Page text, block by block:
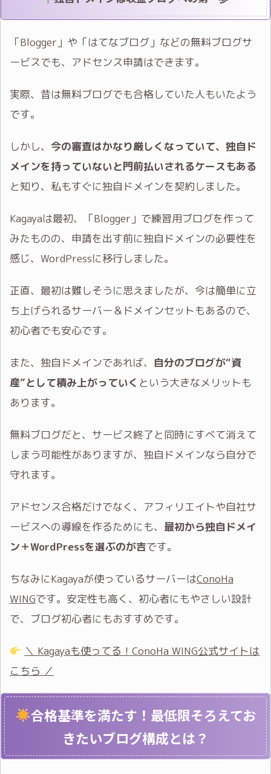
「Blogger」や「はてなブログ」などの無料ブログサ
ービスでも、アドセンス申請はできます。
実際、昔は無料ブログでも合格していた人もいたよう
です。
しかし、 今の審査はかなり厳しくなっていて、独自ド
メインを持っていないと門前払いされるケースもある
と知り、私もすぐに独自ドメインを契約しました。
Kagayaは最初、「Blogger」で練習用ブログを作って
みたものの、申請を出す前に独自ドメインの必要性を
感じ、WordPressに移行しました。
正直、最初は難しそうに思えましたが、今は簡単に立
ち上げられるサーバー＆ドメインセットもあるので、
初心者でも安心です。
また、独自ドメインであれば、 自分のブログが“資
産”として積み上がっていく という大きなメリットも
あります。
無料ブログだと、サービス終了と同時にすべて消えて
しまう可能性がありますが、独自ドメインなら自分で
守れます。
アドセンス合格だけでなく、アフィリエイトや自社サ
ービスへの導線を作るためにも、 最初から独自ドメイ
ン＋WordPressを選ぶのが吉です。
ちなみにKagayaが使っているサーバーはConoHa
WINGです。安定性も高く、初心者にもやさしい設計
で、ブログ初心者にもおすすめです。
＼ Kagayaも使ってる！ConoHa WING公式サイトは
こちら ／
合格基準を満たす！最低限そろえてお
きたいブログ構成とは？